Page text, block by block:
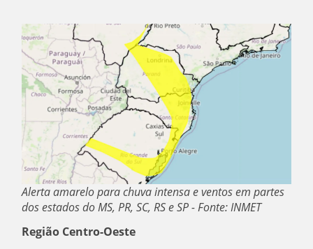
Alerta amarelo para chuva intensa e ventos em partes
dos estados do MS, PR, SC, RS e SP - Fonte: INMET
Região Centro-Oeste